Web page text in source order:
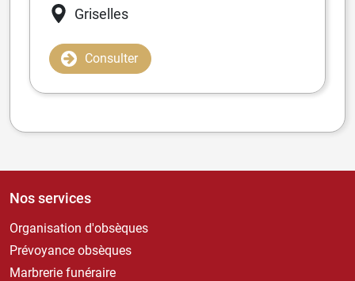
Griselles
Consulter
Nos services
Organisation d'obsèques
Prévoyance obsèques
Marbrerie funéraire